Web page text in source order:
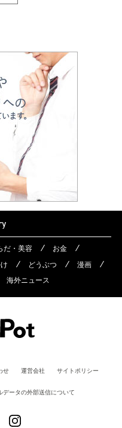
だ・美容
お金
どうぶつ
漫画
海外ニュース
せ 運営会社 サイトポリシー
データの外部送信について